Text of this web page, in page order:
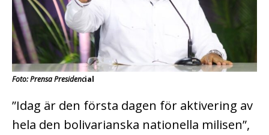
Foto: Prensa Presidencial
”Idag är den första dagen för aktivering av
hela den bolivarianska nationella milisen”,